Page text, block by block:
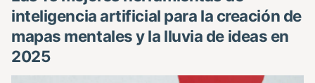
inteligencia artificial para la creación de
mapas mentales y la lluvia de ideas en
2025